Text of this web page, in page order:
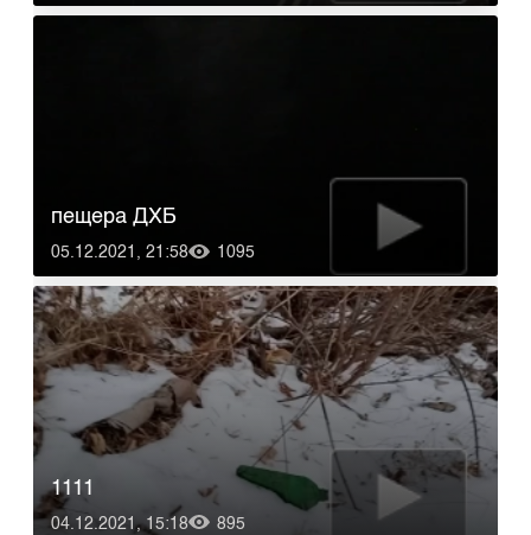
05.12.2021, 21:58 1095
пещера ДХБ
04.12.2021, 15:18 895
1111